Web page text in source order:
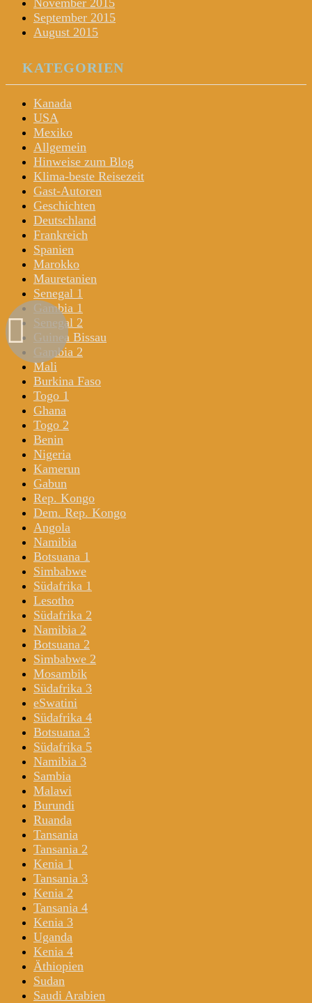
September 2015
August 2015
KATEGORIEN
Kanada
USA
Mexiko
Allgemein
Hinweise zum Blog
Klima-beste Reisezeit
Gast-Autoren
Geschichten
Deutschland
Frankreich
Spanien
Marokko
Mauretanien
Senegal 1
Gambia 1
Senegal 2
Guinea Bissau
Gambia 2
Mali
Burkina Faso
Togo 1
Ghana
Togo 2
Benin
Nigeria
Kamerun
Gabun
Rep. Kongo
Dem. Rep. Kongo
Angola
Namibia
Botsuana 1
Simbabwe
Südafrika 1
Lesotho
Südafrika 2
Namibia 2
Botsuana 2
Simbabwe 2
Mosambik
Südafrika 3
eSwatini
Südafrika 4
Botsuana 3
Südafrika 5
Namibia 3
Sambia
Malawi
Burundi
Ruanda
Tansania
Tansania 2
Kenia 1
Tansania 3
Kenia 2
Tansania 4
Kenia 3
Uganda
Kenia 4
Äthiopien
Sudan
Saudi Arabien